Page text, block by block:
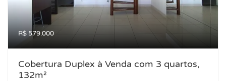
R$ 579.000
Cobertura Duplex à Venda com 3 quartos,
132m²